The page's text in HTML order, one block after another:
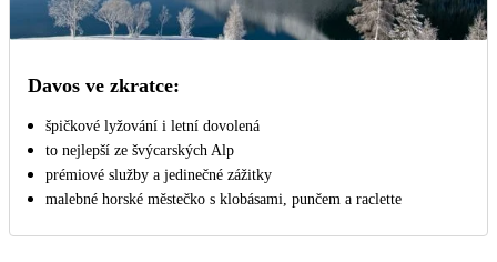
Davos ve zkratce:
špičkové lyžování i letní dovolená
to nejlepší ze švýcarských Alp
prémiové služby a jedinečné zážitky
malebné horské městečko s klobásami, punčem a raclette